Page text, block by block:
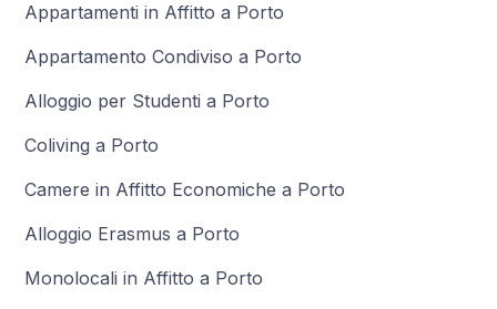
Appartamenti in Affitto a Porto
Appartamento Condiviso a Porto
Alloggio per Studenti a Porto
Coliving a Porto
Camere in Affitto Economiche a Porto
Alloggio Erasmus a Porto
Monolocali in Affitto a Porto